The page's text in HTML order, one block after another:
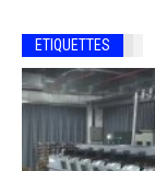
ETIQUETTES